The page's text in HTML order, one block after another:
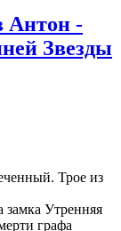
Антон -
Звезды
Утренняя
графа